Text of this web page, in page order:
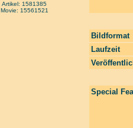
Artikel: 1581385
Movie: 15561521
Bildformat
Laufzeit
Special